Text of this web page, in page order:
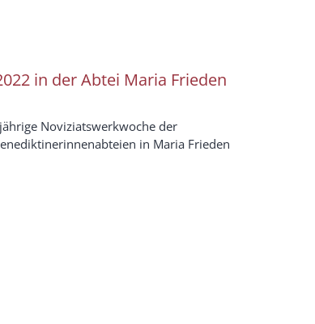
in der Abtei Maria Frieden
Noviziatswerkwoche der
in Maria Frieden